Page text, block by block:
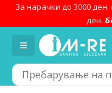
За нарачки до 3000 ден.
ден.